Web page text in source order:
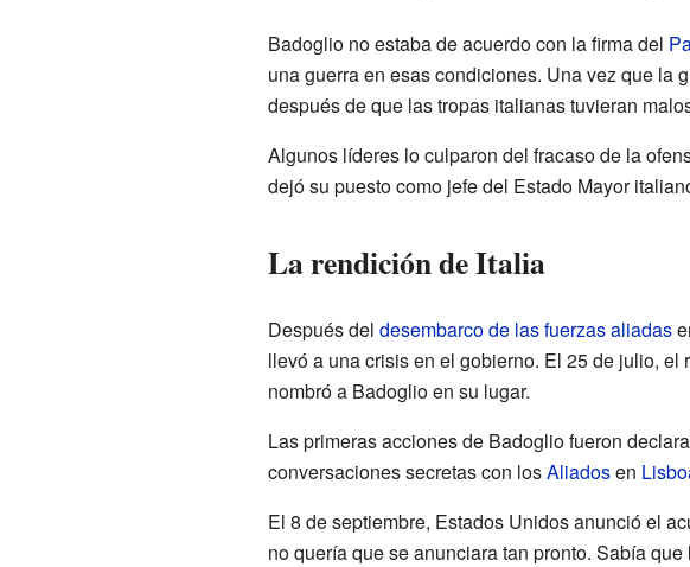
Badoglio no estaba de acuerdo con la firma del
una guerra en esas condiciones. Una vez que la
después de que las tropas italianas tuvieran
Algunos líderes lo culparon del fracaso de la
dejó su puesto como jefe del Estado Mayor
La rendición de Italia
Después del desembarco de las fuerzas aliadas
llevó a una crisis en el gobierno. El 25 de julio, el
nombró a Badoglio en su lugar.
Las primeras acciones de Badoglio fueron
conversaciones secretas con losAliadosen
El 8 de septiembre, Estados Unidos anunció el
no quería que se anunciara tan pronto. Sabía